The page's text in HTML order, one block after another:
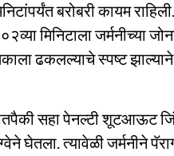
बरोबरी कायम
मिनिटाला जर्मनीच्या
ढकलल्याचे स्पष्ट
सहा पेनल्टी शूटआऊट
घेतला. त्यावेळी जर्मनीने